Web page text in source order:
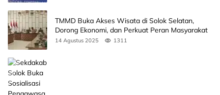
TMMD Buka Akses Wisata di Solok Selatan,
Dorong Ekonomi, dan Perkuat Peran Masyarakat
14 Agustus 2025 1311